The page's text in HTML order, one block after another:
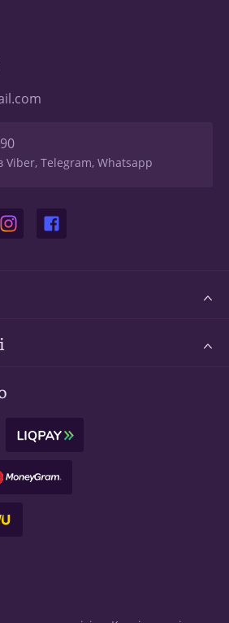
Viber, Telegram, Whatsapp